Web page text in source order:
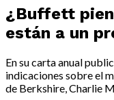
¿Buffett
están a un
En su carta anual
indicaciones sobre el
de Berkshire, Charlie